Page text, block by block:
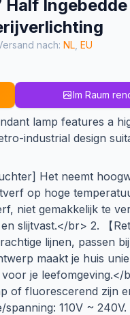
Half
nach: NL EU
Im Raum
lamp features a
industrial design
Het neemt
op hoge
niet gemakkelijk te
slijtvast.</br> 2. 【
lijnen, passen
maakt je huis
je leefomgeving.</
of fluorescerend zijn
spanning: 110V ~